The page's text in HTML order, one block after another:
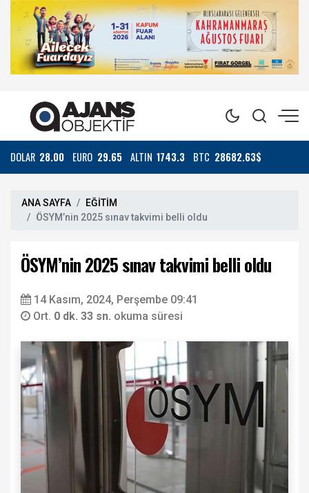
DOLAR 28.00 EURO 29.65 ALTIN 1743.3 BTC 28682.63$
ANA SAYFA
EĞİTİM
ÖSYM’nin 2025 sınav takvimi belli oldu
ÖSYM’nin 2025 sınav takvimi belli oldu
14 Kasım, 2024, Perşembe 09:41
Ort. 0 dk. 33 sn. okuma süresi